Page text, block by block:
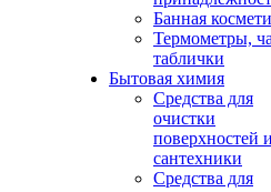
Банная
Термометры,
таблички
Бытовая химия
Средства для
очистки
поверхностей
сантехники
Средства для